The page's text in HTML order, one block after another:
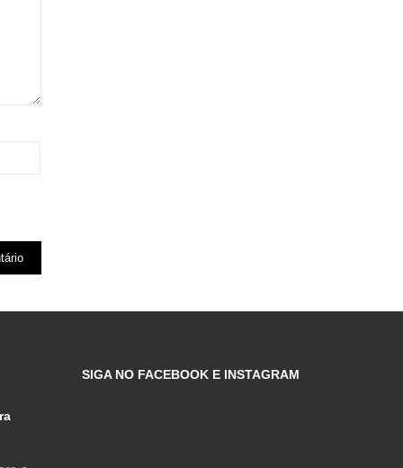
SIGA NO FACEBOOK E INSTAGRAM